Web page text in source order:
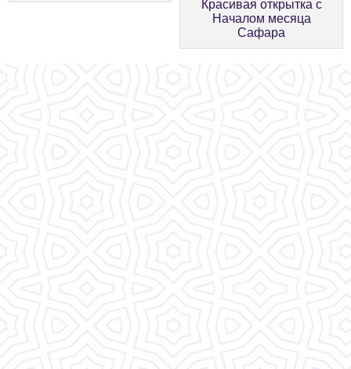
Красивая открытка с
Началом месяца
Сафара